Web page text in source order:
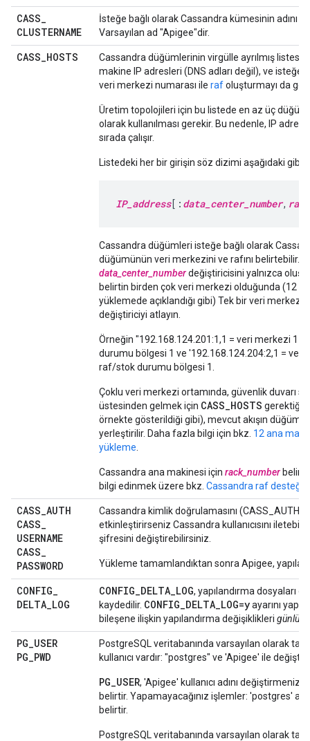
CASS_
CLUSTERNAME
İsteğe bağlı olarak Cassandra kümesinin adını
Varsayılan ad "Apigee"dir.
CASS_HOSTS
Cassandra düğümlerinin virgülle ayrılmış
makine IP adresleri (DNS adları değil), ve isteğe
veri merkezi numarası ile rafoluşturmayı da
Üretim topolojileri için bu listede en az üç düğüm
olarak kullanılması gerekir. Bu nedenle, IP
sırada çalışır.
Listedeki her bir girişin söz dizimi aşağıdaki
IP_address[: data_center_number,
Cassandra düğümleri isteğe bağlı olarak
düğümünün veri merkezini ve rafını belirtebilir.
data_center_numberdeğiştiricisini yalnızca
belirtin birden çok veri merkezi olduğunda (12
yüklemede açıklandığı gibi) Tek bir veri
değiştiriciyi atlayın.
Örneğin "192.168.124.201:1,1 = veri merkezi 1
durumu bölgesi 1 ve '192.168.124.204:2,1 = veri
raf/stok durumu bölgesi 1.
Çoklu veri merkezi ortamında, güvenlik duvarı
üstesinden gelmek için CASS_HOSTS gerektiği
örnekte gösterildiği gibi), mevcut akışın
yerleştirilir. Daha fazla bilgi için bkz. 12 ana
yükleme
Cassandra ana makinesi için rack_number
bilgi edinmek üzere bkz. Cassandra raf desteği
CASS_AUTH
CASS_
USERNAME
CASS_
PASSWORD
Cassandra kimlik doğrulamasını
etkinleştirirseniz Cassandra kullanıcısını
şifresini değiştirebilirsiniz.
Yükleme tamamlandıktan sonra Apigee,
CONFIG_
DELTA_LOG
CONFIG_DELTA_LOG, yapılandırma dosyaları
kaydedilir. CONFIG_DELTA_LOG=yayarını
bileşene ilişkin yapılandırma değişiklikleri
PG_USER
PG_PWD
PostgreSQL veritabanında varsayılan olarak
kullanıcı vardır: "postgres" ve 'Apigee' ile
PG_USER, 'Apigee' kullanıcı adını
belirtir. Yapamayacağınız işlemler: 'postgres'
belirtir.
PostgreSQL veritabanında varsayılan olarak